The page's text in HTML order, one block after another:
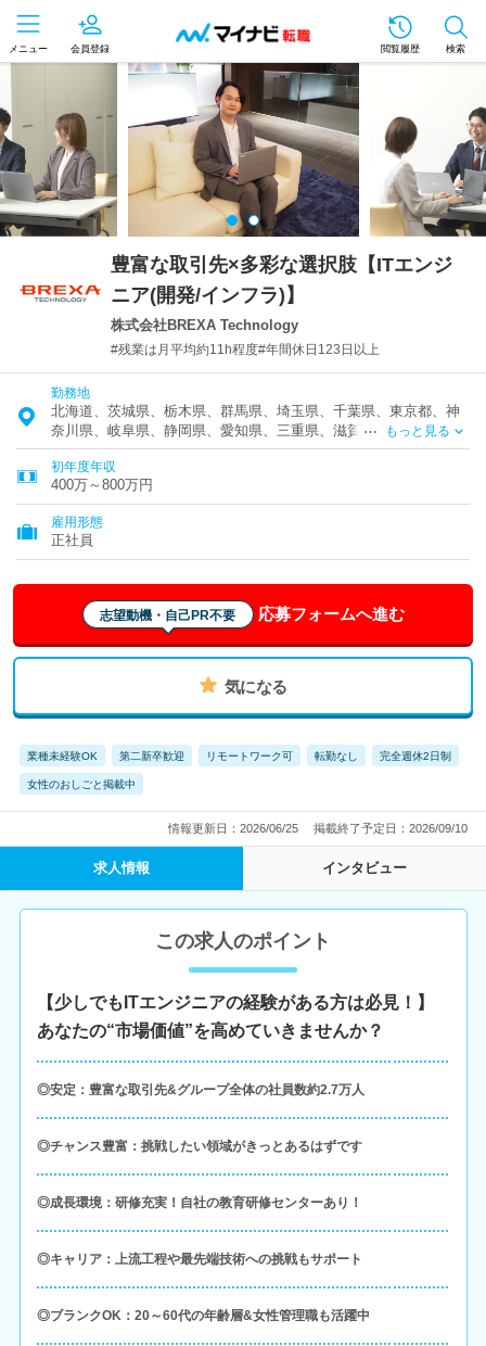
メニュー 会員登録 閲覧履歴 検索
豊富な取引先×多彩な選択肢【ITエンジ
ニア(開発/インフラ)】
株式会社BREXA Technology
#残業は月平均約11h程度#年間休日123日以上
勤務地
北海道、茨城県、栃木県、群馬県、埼玉県、千葉県、東京都、神
奈川県、岐阜県、静岡県、愛知県、三重県、滋賀県、京都府、大
阪府、兵庫県、奈良県、和歌山県、岡山県、山口県、徳島県、香
川県、愛媛県、福岡県、熊本県、大分県
もっと見る
初年度年収
400万～800万円
雇用形態
正社員
志望動機・自己PR不要 応募フォームへ進む
気になる
業種未経験OK 第二新卒歓迎 リモートワーク可 転勤なし 完全週休2日制
女性のおしごと掲載中
情報更新日：2026/06/25 掲載終了予定日：2026/09/10
求人情報 インタビュー
この求人のポイント
【少しでもITエンジニアの経験がある方は必見！】
あなたの“市場価値”を高めていきませんか？
◎安定：豊富な取引先&グループ全体の社員数約2.7万人
◎チャンス豊富：挑戦したい領域がきっとあるはずです
◎成長環境：研修充実！自社の教育研修センターあり！
◎キャリア：上流工程や最先端技術への挑戦もサポート
◎ブランクOK：20～60代の年齢層&女性管理職も活躍中